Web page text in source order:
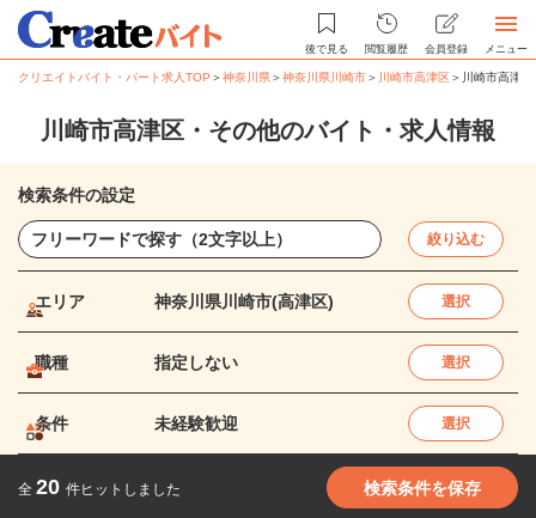
後で見る 閲覧履歴 会員登録 メニュー
クリエイトバイト・パート求人TOP ＞神奈川県＞神奈川県川崎市＞ 川崎市高津区＞ 川崎市高津
川崎市高津区・その他のバイト・求人情報
検索条件の設定
絞り込む
エリア 神奈川県川崎市(高津区) 選択
職種 指定しない 選択
条件 未経験歓迎 選択
全 20 件ヒットしました 検索条件を保存